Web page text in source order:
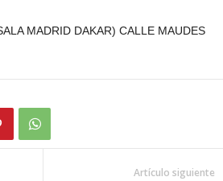
MADRID DAKAR) CALLE MAUDES
Artículo siguiente